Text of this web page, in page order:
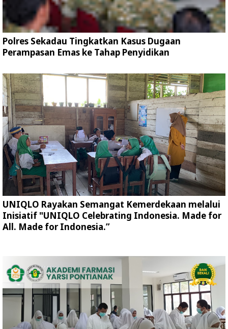
Polres Sekadau Tingkatkan Kasus Dugaan
Perampasan Emas ke Tahap Penyidikan
UNIQLO Rayakan Semangat Kemerdekaan melalui
Inisiatif "UNIQLO Celebrating Indonesia. Made for
All. Made for Indonesia.”